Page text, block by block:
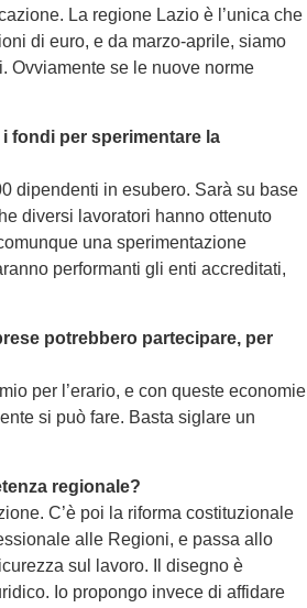
La regione Lazio è l’unica che
di euro, e da marzo-aprile, siamo
Ovviamente se le nuove norme
fondi per sperimentare la
dipendenti in esubero. Sarà su base
diversi lavoratori hanno ottenuto
una sperimentazione
performanti gli enti accreditati,
potrebbero partecipare, per
per l’erario, e con queste economie
si può fare. Basta siglare un
regionale?
C’è poi la riforma costituzionale
alle Regioni, e passa allo
sul lavoro. Il disegno è
Io propongo invece di affidare